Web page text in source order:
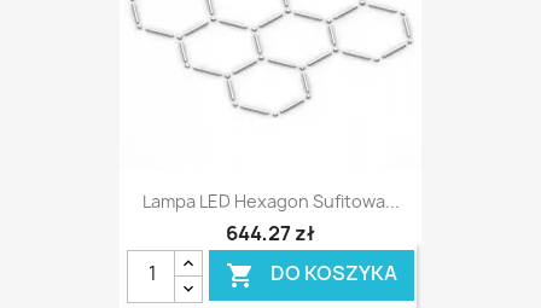
Lampa LED Hexagon Sufitowa...
644,27 zł
 DO KOSZYKA